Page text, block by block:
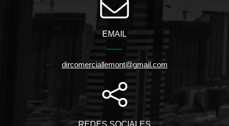
EMAIL
dircomerciallemont@gmail.com
REDES SOCIALES